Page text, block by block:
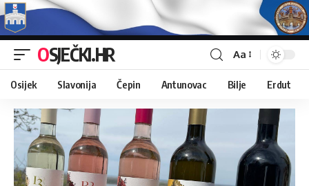
OSJEČKI.HR Aa
Osijek Slavonija Čepin Antunovac Bilje Erdut